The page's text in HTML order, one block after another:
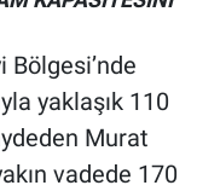
Bölgesi’nde
yaklaşık 110
Murat
vadede 170